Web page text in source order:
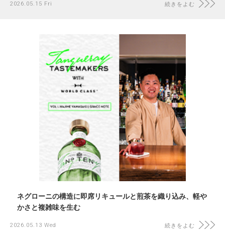
2026.05.15 Fri 続きをよむ
ネグローニの構造に即席リキュールと煎茶を織り込み、軽や
かさと複雑味を生む
2026.05.13 Wed 続きをよむ